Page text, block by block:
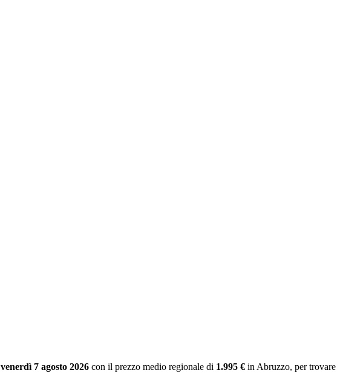
venerdì 7 agosto 2026 con il prezzo medio regionale di 1.995 € in Abruzzo, per trovare